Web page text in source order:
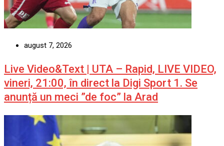
august 7, 2026
Live Video&Text | UTA – Rapid, LIVE VIDEO,
vineri, 21:00, în direct la Digi Sport 1. Se
anunță un meci ”de foc” la Arad